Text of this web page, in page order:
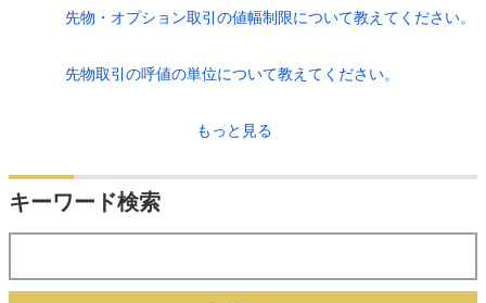
先物・オプション取引の値幅制限について教えてください。
先物取引の呼値の単位について教えてください。
もっと見る
キーワード検索